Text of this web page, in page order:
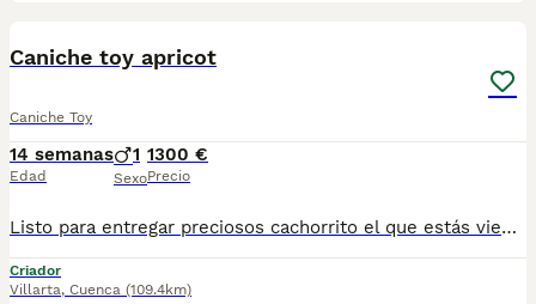
Caniche toy apricot
Caniche Toy
14 semanas
Edad
1
Sexo
1300 €
Precio
Listo para entregar preciosos cachorrito el que estás viendo en la fotito tal cual es ahora listo para marcharse con su nueva familia. Estaremos encantados de poderte ayudar para cualquier duda que tengas. El cachorrito a sido criado con muchísimo cariño tiene un carácter maravilloso.
Criador
Villarta, Cuenca (109.4km)